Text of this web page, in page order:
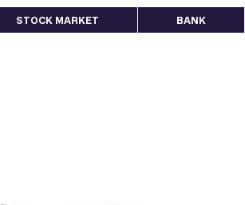
STOCK MARKET BANK